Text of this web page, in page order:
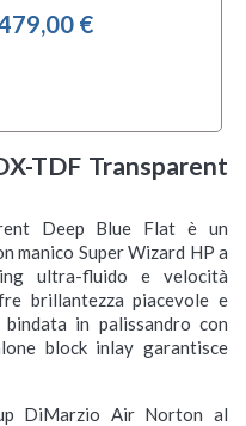
€
TDF Transparent
Deep Blue Flat è un
manico Super Wizard HP a
ultra-fluido e velocità
brillantezza piacevole e
in palissandro con
block inlay garantisce
DiMarzio Air Norton al